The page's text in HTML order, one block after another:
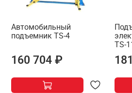
Автомобильный
подъемник ТS-4
160 704 ₽
TS-